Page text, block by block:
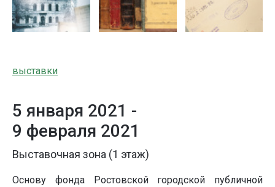
выставки
5 января 2021 -
9 февраля 2021
Выставочная зона (1 этаж)
Основу фонда Ростовской городской публичной